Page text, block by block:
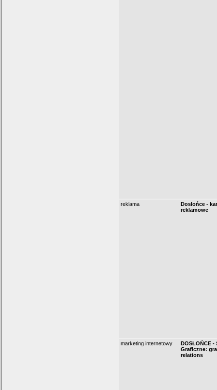
reklama
Dosłońce -
reklamowe
marketing internetowy
DOSŁOŃCE -
Graficzne:
relations